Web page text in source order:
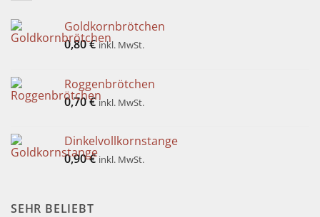
Goldkornbrötchen
0,80€ inkl. MwSt.
Roggenbrötchen
0,70€ inkl. MwSt.
Dinkelvollkornstange
0,90€ inkl. MwSt.
SEHR BELIEBT